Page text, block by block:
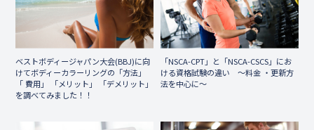
ベストボディージャパン大会(BBJ)に向
けてボディーカラーリングの「方法」
「 費用」 「メリット」 「デメリット」
を調べてみました！！
「NSCA-CPT」と「NSCA-CSCS」にお
ける資格試験の違い ～料金 ・更新方
法を中心に～